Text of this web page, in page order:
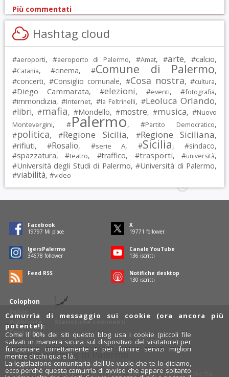
Più commentati
Hashtag cloud
#aeroporti, #aeroporto di Palermo, #Amat, #arte, #calcio,
#Catania, #cinema, #Comune di Palermo,
#concerti, #Consiglio comunale, #Cosa nostra, #cultura,
#Diego Cammarata, #elezioni, #eventi, #fotografia,
#immondizia, #Internet, #la Feltrinelli, #Leoluca Orlando,
#libri, #mafia, #Mondello, #mostre, #musica, #Nuovo
Montevergini, #Palermo, #Partito Democratico,
#politica, #Regione Sicilia, #Regione Siciliana,
#rifiuti, #Rosalio, #serie A, #Sicilia, #sindaco,
#spazzatura, #teatro, #traffico, #trasporti, #università,
#Università degli Studi di Palermo, #Università di Palermo,
#viabilità, #video
Colophon
Policy
Pubblicità
Contatti
Statistiche commenti
Facebook
19797 Mi piace
X
19771 follower
IgersPalermo
34678 follower
Canale YouTube
136 iscritti
Feed RSS
Notifiche desktop
130 iscritti
Rosalio è il blog di Palermo
754 autoriraccontano Palermo dal loro punto di vista.
Anche tu puoi essere uno degli autori: inviaci un' e-mail. Rosalio ha
Camurrìa di messaggio sui cookie (ora ancora più
potente!):
Come il 90% dei siti questo blog usa i cookie (piccoli file
salvati in maniera sicura sul dispositivo del visitatore) per
funzionare correttamente e per fornire servizi migliori
mentre clicchi qua e là.
La legislazione comunitaria dell'Ue vuole che te lo diciamo,
ecco perché questa camurrìa di avviso che appare soltanto